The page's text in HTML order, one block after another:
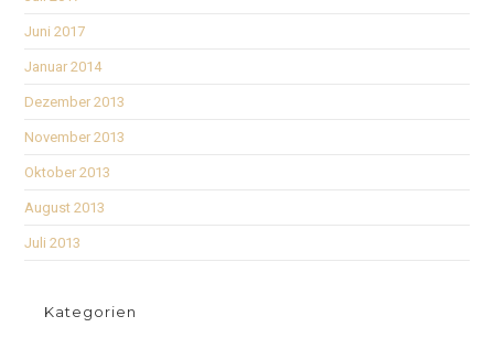
Juni 2017
Januar 2014
Dezember 2013
November 2013
Oktober 2013
August 2013
Juli 2013
Kategorien